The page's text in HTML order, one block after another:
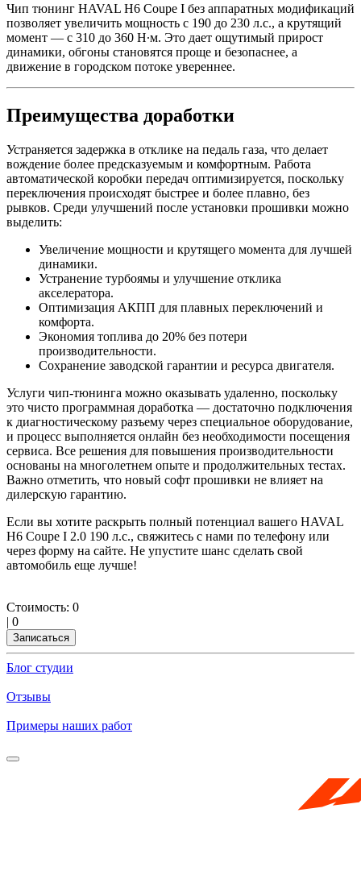
Чип тюнинг HAVAL H6 Coupe I без аппаратных модификаций
позволяет увеличить мощность с 190 до 230 л.с., а крутящий
момент — с 310 до 360 Н∙м. Это дает ощутимый прирост
динамики, обгоны становятся проще и безопаснее, а
движение в городском потоке увереннее.
Преимущества доработки
Устраняется задержка в отклике на педаль газа, что делает
вождение более предсказуемым и комфортным. Работа
автоматической коробки передач оптимизируется, поскольку
переключения происходят быстрее и более плавно, без
рывков. Среди улучшений после установки прошивки можно
выделить:
Увеличение мощности и крутящего момента для лучшей
динамики.
Устранение турбоямы и улучшение отклика
акселератора.
Оптимизация АКПП для плавных переключений и
комфорта.
Экономия топлива до 20% без потери
производительности.
Сохранение заводской гарантии и ресурса двигателя.
Услуги чип-тюнинга можно оказывать удаленно, поскольку
это чисто программная доработка — достаточно подключения
к диагностическому разъему через специальное оборудование,
и процесс выполняется онлайн без необходимости посещения
сервиса. Все решения для повышения производительности
основаны на многолетнем опыте и продолжительных тестах.
Важно отметить, что новый софт прошивки не влияет на
дилерскую гарантию.
Если вы хотите раскрыть полный потенциал вашего HAVAL
H6 Coupe I 2.0 190 л.с., свяжитесь с нами по телефону или
через форму на сайте. Не упустите шанс сделать свой
автомобиль еще лучше!
Стоимость: 0
| 0
Записаться
Блог студии
Отзывы
Примеры наших работ